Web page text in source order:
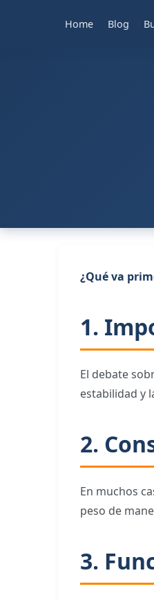
Home Blog
¿Qué va
1.
El debate
estabilidad y
2.
En muchos
peso de
3.